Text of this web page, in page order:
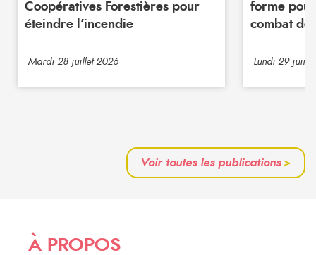
Coopératives Forestières pour
éteindre l’incendie
Mardi 28 juillet 2026
forme
combat de
Lundi 29 juin
Voir toutes les publications>
À PROPOS